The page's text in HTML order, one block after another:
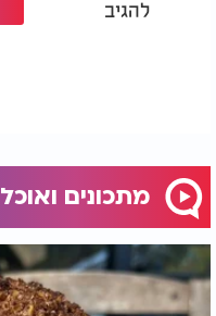
להגיב
מתכונים ואוכל